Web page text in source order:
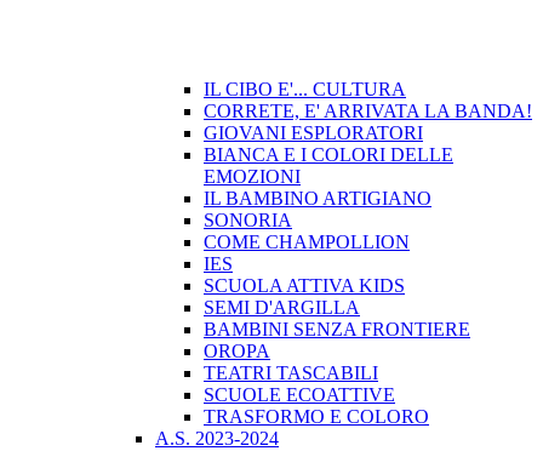
IL CIBO E'... CULTURA
CORRETE, E' ARRIVATA LA BANDA!
GIOVANI ESPLORATORI
BIANCA E I COLORI DELLE
EMOZIONI
IL BAMBINO ARTIGIANO
SONORIA
COME CHAMPOLLION
IES
SCUOLA ATTIVA KIDS
SEMI D'ARGILLA
BAMBINI SENZA FRONTIERE
OROPA
TEATRI TASCABILI
SCUOLE ECOATTIVE
TRASFORMO E COLORO
A.S. 2023-2024